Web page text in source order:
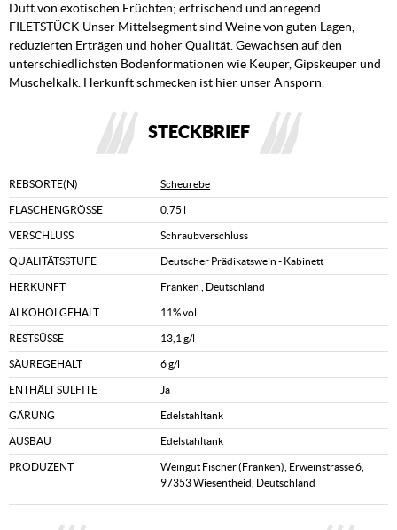
Duft von exotischen Früchten; erfrischend und anregend
FILETSTÜCK Unser Mittelsegment sind Weine von guten Lagen,
reduzierten Erträgen und hoher Qualität. Gewachsen auf den
unterschiedlichsten Bodenformationen wie Keuper, Gipskeuper und
Muschelkalk. Herkunft schmecken ist hier unser Ansporn.
STECKBRIEF
REBSORTE(N) Scheurebe
FLASCHENGRÖSSE 0,75 l
VERSCHLUSS Schraubverschluss
QUALITÄTSSTUFE Deutscher Prädikatswein - Kabinett
HERKUNFT Franken Deutschland
ALKOHOLGEHALT 11% vol
RESTSÜSSE 13,1 g/l
SÄUREGEHALT 6 g/l
ENTHÄLT SULFITE Ja
GÄRUNG Edelstahltank
AUSBAU Edelstahltank
PRODUZENT
Weingut Fischer (Franken), Erweinstrasse 6,
97353 Wiesentheid, Deutschland